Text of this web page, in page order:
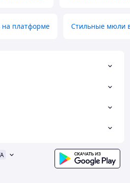
на платформе Стильные мюли